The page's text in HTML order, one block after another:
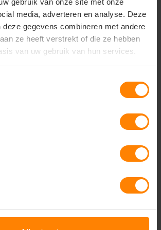
gebruik van onze site met onze
media, adverteren en analyse. Deze
deze gegevens combineren met andere
ze heeft verstrekt of die ze hebben
van uw gebruik van hun services.
buiten zijn bij lage
Voor klanten die een tijdloze,
zoeken die jaren meegaat.
kenmerken
voor optimale bescherming tegen
voor extreme warmte.
minimalistische branding, zoals een
op de mouw of borst.
contact